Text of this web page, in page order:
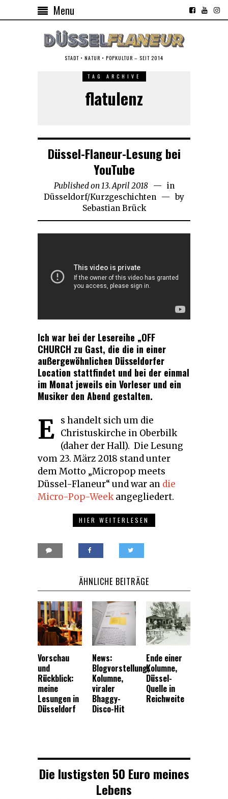
Menu
STADT • NATUR • POPKULTUR – SEIT 2014
TAG ARCHIVE
flatulenz
Düssel-Flaneur-Lesung bei
YouTube
Published on13. April 201816.
November
in
Düsseldorf/Kurzgeschichten
by
Sebastian Brück
Ich war bei der Lesereihe „OFF
CHURCH zu Gast, die die in einer
außergewöhnlichen Düsseldorfer
Location stattfindet und bei der einmal
im Monat jeweils ein Vorleser und ein
Musiker den Abend gestalten.
E s handelt sich um die
Christuskirche in Oberbilk
(daher der Hall). Die Lesung
vom 23. März 2018 stand unter
dem Motto „Micropop meets
Düssel-Flaneur“ und war an die
Micro-Pop-Weekangegliedert.
HIER WEITERLESEN
ÄHNLICHE BEITRÄGE
Vorschau
und
Rückblick:
meine
Lesungen in
Düsseldorf
News:
Blogvorstellung,
Kolumne,
viraler
Bhaggy-
Disco-Hit
Ende einer
Kolumne,
Düssel-
Quelle in
Reichweite
Die lustigsten 50 Euro meines
Lebens